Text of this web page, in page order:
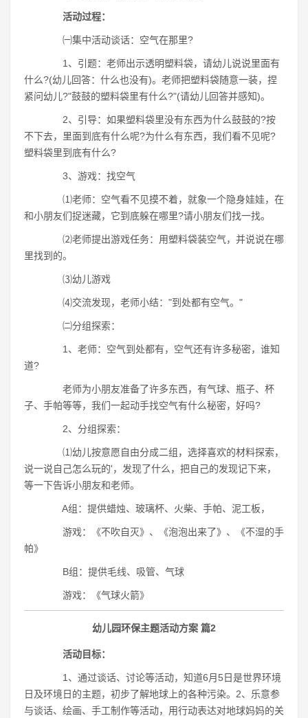
活动过程：
㈠集中活动谈话：空气在那里?
1、引题：老师出示透明塑料袋，请幼儿说说里面有
什么?(幼儿回答：什么也没有)。老师把塑料袋随意一装，捏
紧问幼儿?"鼓鼓的塑料袋里有什么?"(请幼儿回答并感知)。
2、引导：如果塑料袋里没有东西为什么鼓鼓的?按
不下去，里面到底有什么呢?为什么有东西，我们看不见呢?
塑料袋里到底有什么?
3、游戏：找空气
⑴老师：空气看不见摸不着，就象一个隐身娃娃，在
和小朋友们捉迷藏，它到底躲在哪里?请小朋友们找一找。
⑵老师提出游戏任务：用塑料袋装空气，并说说在哪
里找到的。
⑶幼儿游戏
⑷交流发现，老师小结："到处都有空气。"
㈡分组探索：
1、老师：空气到处都有，空气还有许多秘密，谁知
道?
老师为小朋友准备了许多东西，有气球、瓶子、杯
子、手帕等等，我们一起动手找空气有什么秘密，好吗?
2、分组探索：
⑴幼儿按意愿自由分成二组，选择喜欢的材料探索，
说一说自己怎么玩的'，发现了什么，把自己的发现记下来，
等一下告诉小朋友和老师。
A组：提供蜡烛、玻璃杯、火柴、手帕、泥工板，
游戏：《不吹自灭》、《泡泡出来了》、《不湿的手
帕》
B组：提供毛线、吸管、气球
游戏：《气球火箭》
幼儿园环保主题活动方案 篇2
活动目标：
1、通过谈话、讨论等活动，知道6月5日是世界环境
日及环境日的主题，初步了解地球上的各种污染。2、乐意参
与谈话、绘画、手工制作等活动，用行动表达对地球妈妈的关